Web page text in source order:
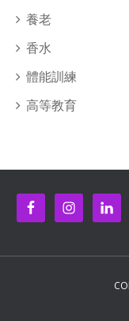
養老
香水
體能訓練
高等教育